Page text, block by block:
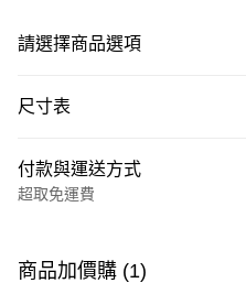
請選擇商品選項
尺寸表
付款與運送方式
超取免運費
信用卡一次付款
商品加價購 (1)